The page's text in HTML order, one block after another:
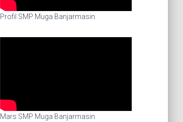
Profil SMP Muga Banjarmasin
Mars SMP Muga Banjarmasin